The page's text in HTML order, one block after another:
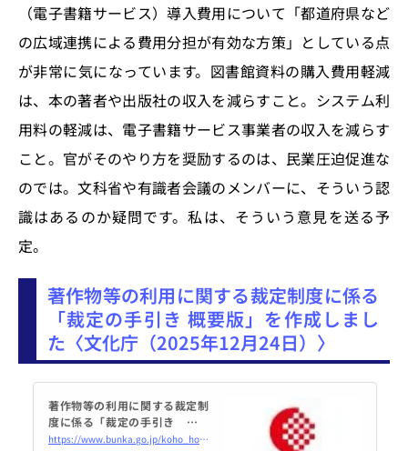
（電子書籍サービス）導入費用について「都道府県など
の広域連携による費用分担が有効な方策」としている点
が非常に気になっています。図書館資料の購入費用軽減
は、本の著者や出版社の収入を減らすこと。システム利
用料の軽減は、電子書籍サービス事業者の収入を減らす
こと。官がそのやり方を奨励するのは、民業圧迫促進な
のでは。文科省や有識者会議のメンバーに、そういう認
識はあるのか疑問です。私は、そういう意見を送る予
定。
著作物等の利用に関する裁定制度に係る
「裁定の手引き 概要版」を作成しまし
た〈文化庁（2025年12月24日）〉
著作物等の利用に関する裁定制
度に係る「裁定の手引き 概要
版」を作成しました | 文化庁
https://www.bunka.go.jp/koho_hodo_oshirase/hodohappyo/94304601.html